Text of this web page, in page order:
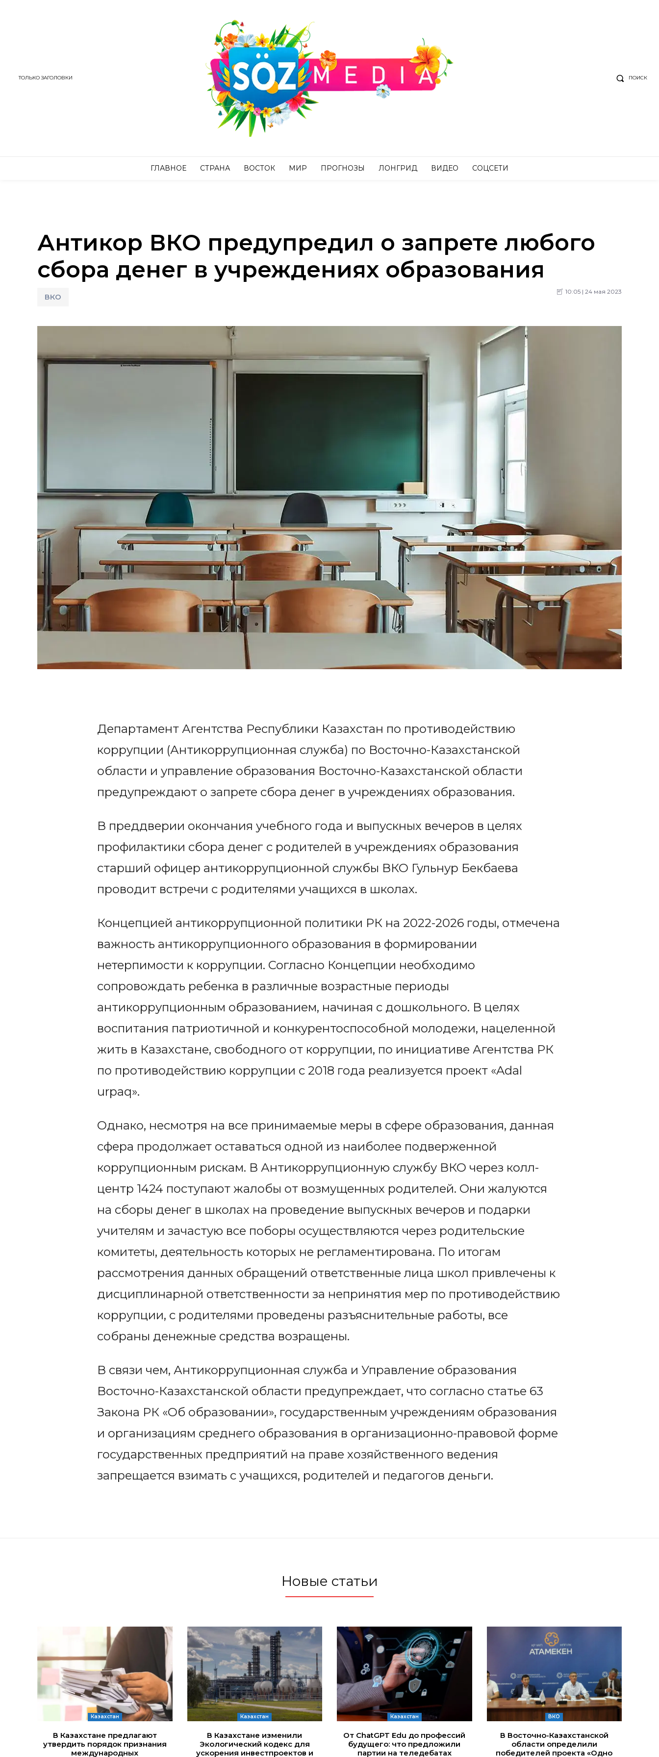
ТОЛЬКО ЗАГОЛОВКИ ПОИСК
ГЛАВНОЕ СТРАНА ВОСТОК МИР ПРОГНОЗЫ ЛОНГРИД ВИДЕО СОЦСЕТИ
Антикор ВКО предупредил о запрете любого
сбора денег в учреждениях образования
ВКО
10:05 | 24 мая 2023
Департамент Агентства Республики Казахстан по противодействию
коррупции (Антикоррупционная служба) по Восточно-Казахстанской
области и управление образования Восточно-Казахстанской области
предупреждают о запрете сбора денег в учреждениях образования.
В преддверии окончания учебного года и выпускных вечеров в целях
профилактики сбора денег с родителей в учреждениях образования
старший офицер антикоррупционной службы ВКО Гульнур Бекбаева
проводит встречи с родителями учащихся в школах.
Концепцией антикоррупционной политики РК на 2022-2026 годы, отмечена
важность антикоррупционного образования в формировании
нетерпимости к коррупции. Согласно Концепции необходимо
сопровождать ребенка в различные возрастные периоды
антикоррупционным образованием, начиная с дошкольного. В целях
воспитания патриотичной и конкурентоспособной молодежи, нацеленной
жить в Казахстане, свободного от коррупции, по инициативе Агентства РК
по противодействию коррупции с 2018 года реализуется проект «Adal
urpaq».
Однако, несмотря на все принимаемые меры в сфере образования, данная
сфера продолжает оставаться одной из наиболее подверженной
коррупционным рискам. В Антикоррупционную службу ВКО через колл-
центр 1424 поступают жалобы от возмущенных родителей. Они жалуются
на сборы денег в школах на проведение выпускных вечеров и подарки
учителям и зачастую все поборы осуществляются через родительские
комитеты, деятельность которых не регламентирована. По итогам
рассмотрения данных обращений ответственные лица школ привлечены к
дисциплинарной ответственности за непринятия мер по противодействию
коррупции, с родителями проведены разъяснительные работы, все
собраны денежные средства возращены.
В связи чем, Антикоррупционная служба и Управление образования
Восточно-Казахстанской области предупреждает, что согласно статье 63
Закона РК «Об образовании», государственным учреждениям образования
и организациям среднего образования в организационно-правовой форме
государственных предприятий на праве хозяйственного ведения
запрещается взимать с учащихся, родителей и педагогов деньги.
Новые статьи
Казахстан
В Казахстане предлагают
утвердить порядок признания
международных
Казахстан
В Казахстане изменили
Экологический кодекс для
ускорения инвестпроектов и
Казахстан
От ChatGPT Edu до профессий
будущего: что предложили
партии на теледебатах
ВКО
В Восточно-Казахстанской
области определили
победителей проекта «Одно